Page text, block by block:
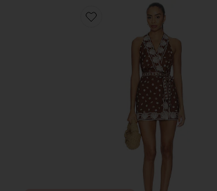
Favorite МИНИ ПЛАТЬЕ JENNA